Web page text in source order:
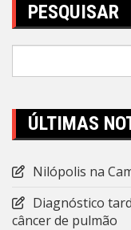
PESQUISAR
ÚLTIMAS
Nilópolis na
Diagnóstico
câncer de pulmão